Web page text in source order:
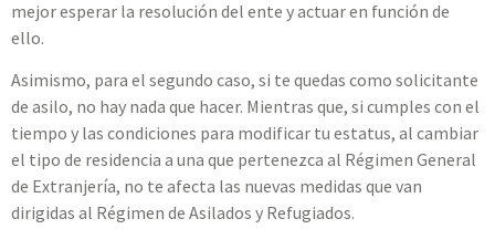
mejor esperar la resolución del ente y actuar en función de
ello.
Asimismo, para el segundo caso, si te quedas como solicitante
de asilo, no hay nada que hacer. Mientras que, si cumples con el
tiempo y las condiciones para modificar tu estatus, al cambiar
el tipo de residencia a una que pertenezca al Régimen General
de Extranjería, no te afecta las nuevas medidas que van
dirigidas al Régimen de Asilados y Refugiados.